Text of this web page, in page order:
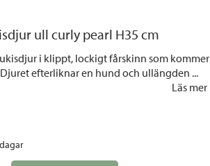
ull curly pearl H35 cm
i klippt, lockigt fårskinn som kommer
efterliknar en hund och ullängden ...
Läs mer